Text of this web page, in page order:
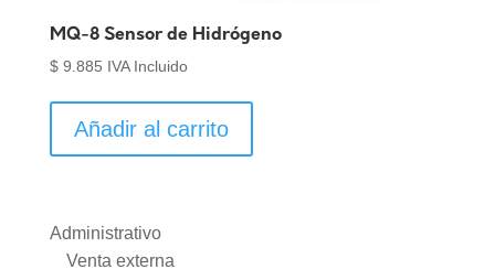
MQ-8 Sensor de Hidrógeno
$9.885 IVA Incluido
Añadir al carrito
Administrativo
Venta externa